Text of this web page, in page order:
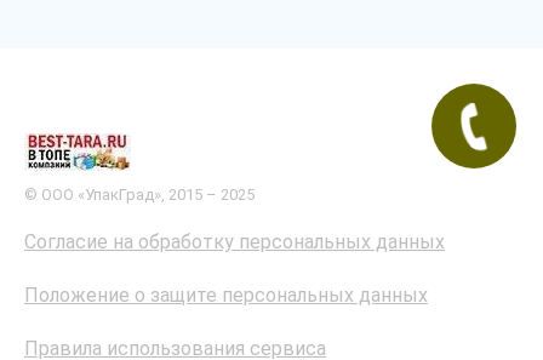
© ООО «УпакГрад», 2015 – 2025
Согласие на обработку персональных данных
Положение о защите персональных данных
Правила использования сервиса